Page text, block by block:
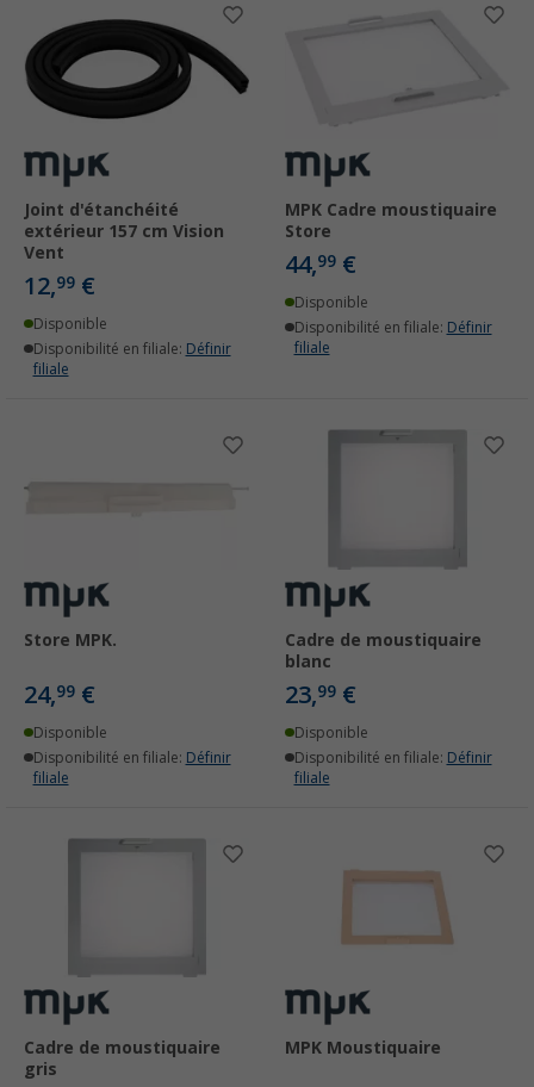
Joint d'étanchéité
extérieur 157 cm Vision
Vent
12,99 €
Disponible
Disponibilité en filiale: Définir
filiale
MPK Cadre moustiquaire
Store
44,99 €
Disponible
Disponibilité en filiale: Définir
filiale
Store MPK.
24,99 €
Disponible
Disponibilité en filiale: Définir
filiale
Cadre de moustiquaire
blanc
23,99 €
Disponible
Disponibilité en filiale: Définir
filiale
Cadre de moustiquaire
gris
MPK Moustiquaire